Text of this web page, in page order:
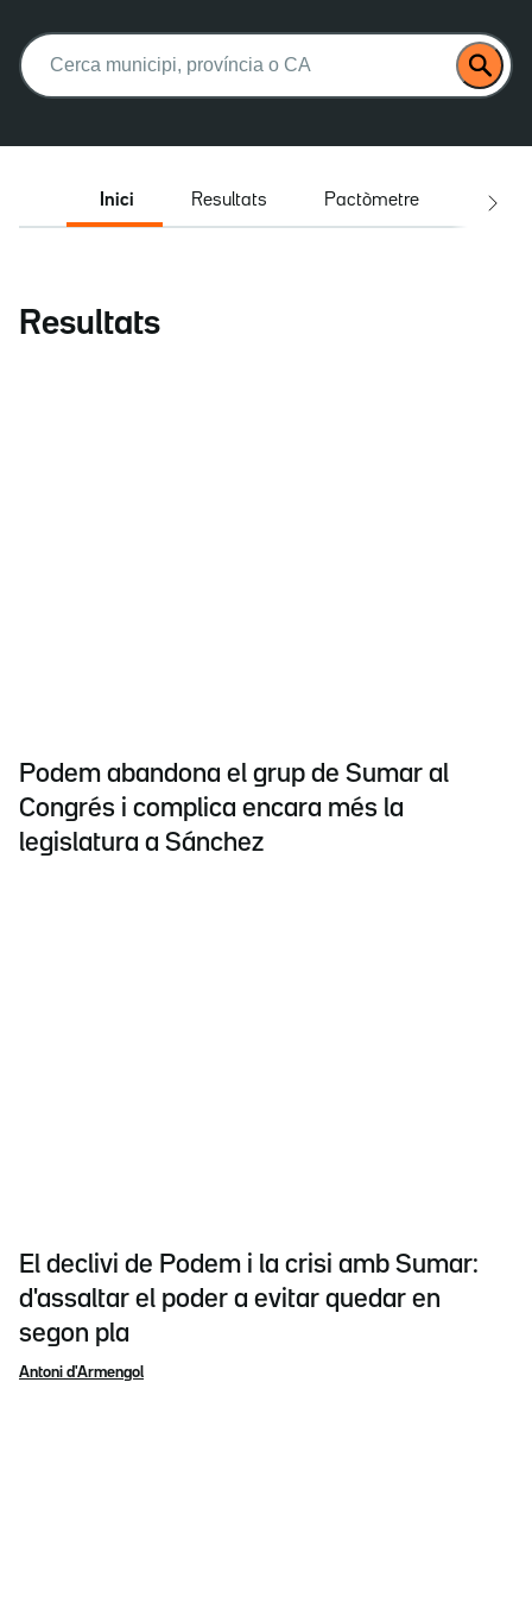
Buscar:
Inici Resultats Pactòmetre
Resultats
Podem abandona el grup de Sumar al
Congrés i complica encara més la
legislatura a Sánchez
El declivi de Podem i la crisi amb Sumar:
d'assaltar el poder a evitar quedar en
segon pla
Antoni d'Armengol